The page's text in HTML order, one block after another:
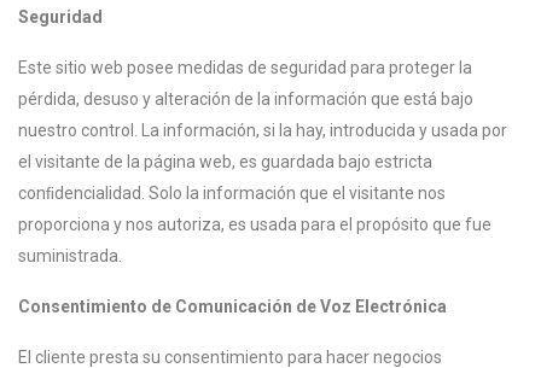
Seguridad
Este sitio web posee medidas de seguridad para proteger la
pérdida, desuso y alteración de la información que está bajo
nuestro control. La información, si la hay, introducida y usada por
el visitante de la página web, es guardada bajo estricta
conﬁdencialidad. Solo la información que el visitante nos
proporciona y nos autoriza, es usada para el propósito que fue
suministrada.
Consentimiento de Comunicación de Voz Electrónica
El cliente presta su consentimiento para hacer negocios